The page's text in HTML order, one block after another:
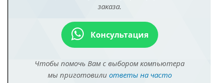
заказа.
Консультация
Чтобы помочь Вам с выбором компьютера
мы приготовили ответы на часто